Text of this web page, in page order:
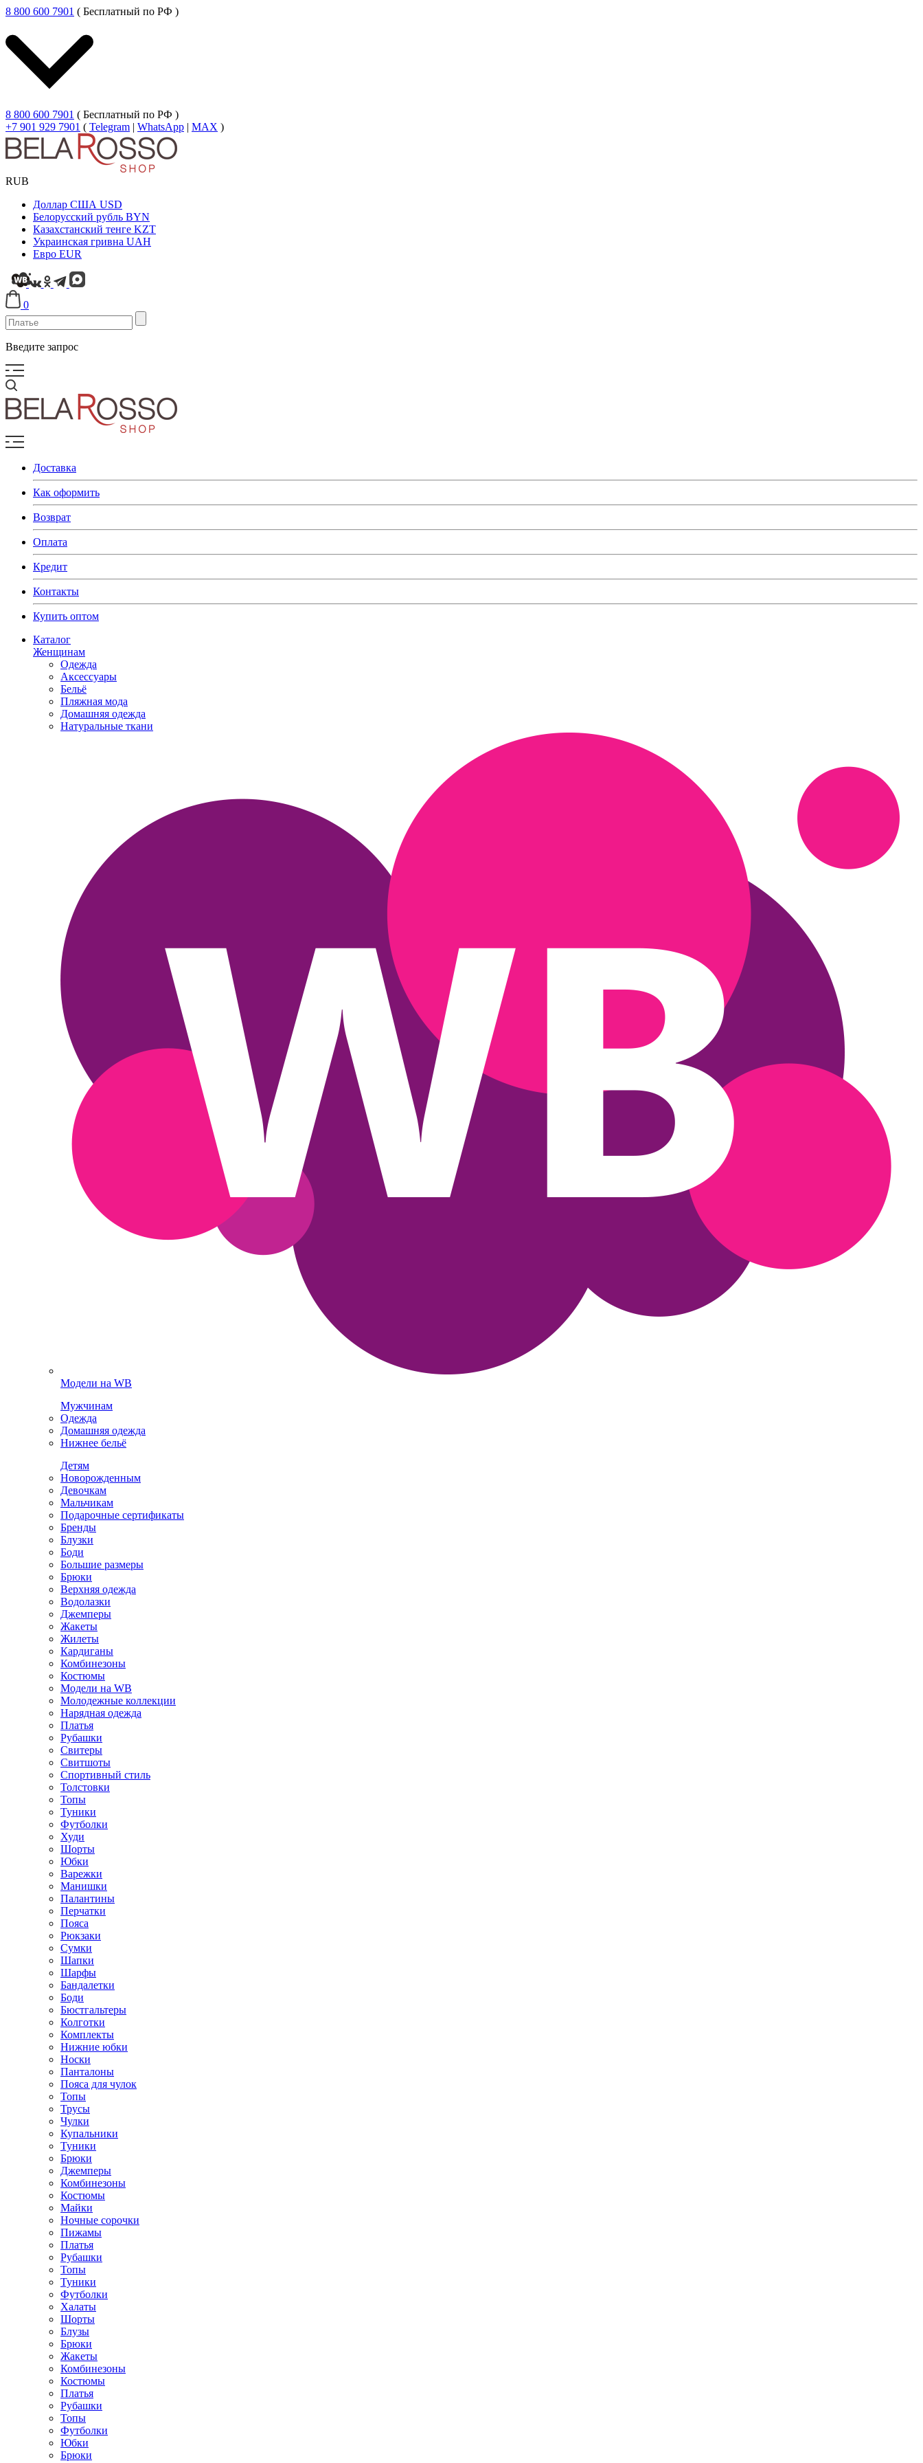
8 800 600 7901 ( Бесплатный по РФ )
8 800 600 7901 ( Бесплатный по РФ )
+7 901 929 7901 ( Telegram | WhatsApp | MAX )
RUB
Доллар США USD
Белорусский рубль BYN
Казахстанский тенге KZT
Украинская гривна UAH
Евро EUR
0
Введите запрос
Доставка
Как оформить
Возврат
Оплата
Кредит
Контакты
Купить оптом
Каталог
Женщинам
Одежда
Аксессуары
Бельё
Пляжная мода
Домашняя одежда
Натуральные ткани
Модели на WB
Мужчинам
Одежда
Домашняя одежда
Нижнее бельё
Детям
Новорожденным
Девочкам
Мальчикам
Подарочные сертификаты
Бренды
Блузки
Боди
Большие размеры
Брюки
Верхняя одежда
Водолазки
Джемперы
Жакеты
Жилеты
Кардиганы
Комбинезоны
Костюмы
Модели на WB
Молодежные коллекции
Нарядная одежда
Платья
Рубашки
Свитеры
Свитшоты
Спортивный стиль
Толстовки
Топы
Туники
Футболки
Худи
Шорты
Юбки
Варежки
Манишки
Палантины
Перчатки
Пояса
Рюкзаки
Сумки
Шапки
Шарфы
Бандалетки
Боди
Бюстгальтеры
Колготки
Комплекты
Нижние юбки
Носки
Панталоны
Поясa для чулок
Топы
Трусы
Чулки
Купальники
Туники
Брюки
Джемперы
Комбинезоны
Костюмы
Майки
Ночные сорочки
Пижамы
Платья
Рубашки
Топы
Туники
Футболки
Халаты
Шорты
Блузы
Брюки
Жакеты
Комбинезоны
Костюмы
Платья
Рубашки
Топы
Футболки
Юбки
Брюки